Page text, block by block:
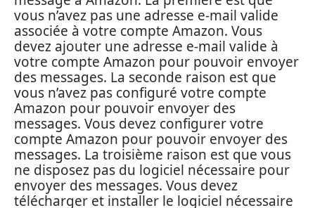
vous n’avez pas une adresse e-mail valide
associée à votre compte Amazon. Vous
devez ajouter une adresse e-mail valide à
votre compte Amazon pour pouvoir envoyer
des messages. La seconde raison est que
vous n’avez pas configuré votre compte
Amazon pour pouvoir envoyer des
messages. Vous devez configurer votre
compte Amazon pour pouvoir envoyer des
messages. La troisième raison est que vous
ne disposez pas du logiciel nécessaire pour
envoyer des messages. Vous devez
télécharger et installer le logiciel nécessaire